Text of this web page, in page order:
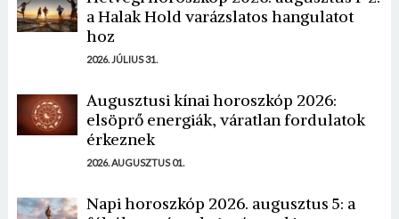
a Halak Hold varázslatos hangulatot
hoz
2026. JÚLIUS 31.
Augusztusi kínai horoszkóp 2026:
elsöprő energiák, váratlan fordulatok
érkeznek
2026. AUGUSZTUS 01.
Napi horoszkóp 2026. augusztus 5: a